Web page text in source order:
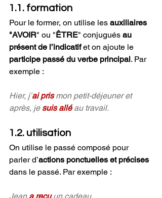
1.1. formation
Pour le former, on utilise les auxiliaires
"AVOIR" ou "ÊTRE" conjugués au
présent de l’indicatif et on ajoute le
participe passé du verbe principal. Par
exemple :
Hier, j’ai pris mon petit-déjeuner et
après, je suis allé au travail.
1.2. utilisation
On utilise le passé composé pour
parler d’actions ponctuelles et précises
dans le passé. Par exemple :